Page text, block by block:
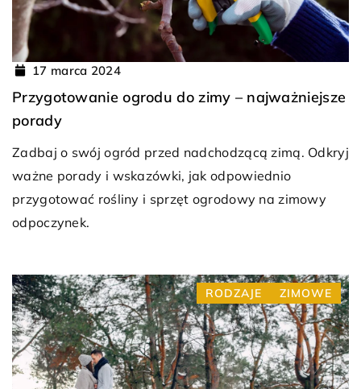
17 marca 2024
Przygotowanie ogrodu do zimy – najważniejsze
porady
Zadbaj o swój ogród przed nadchodzącą zimą. Odkryj
ważne porady i wskazówki, jak odpowiednio
przygotować rośliny i sprzęt ogrodowy na zimowy
odpoczynek.
RODZAJE ZIMOWE